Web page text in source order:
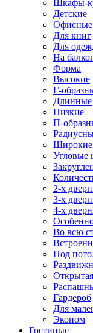
Шкафы-
Детские
Офисные
Для книг
Для
На
Форма
Высокие
Г-
Длинные
Низкие
П-
Широкие
Угловые
2-х
3-х
4-х
Во всю
Под
Гардероб
Для
Эконом
Гостиные